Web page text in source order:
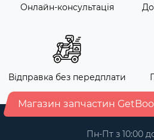
Онлайн-консультація
Відправка без передплати
Магазин запчастин
Пн-Пт з 10:00